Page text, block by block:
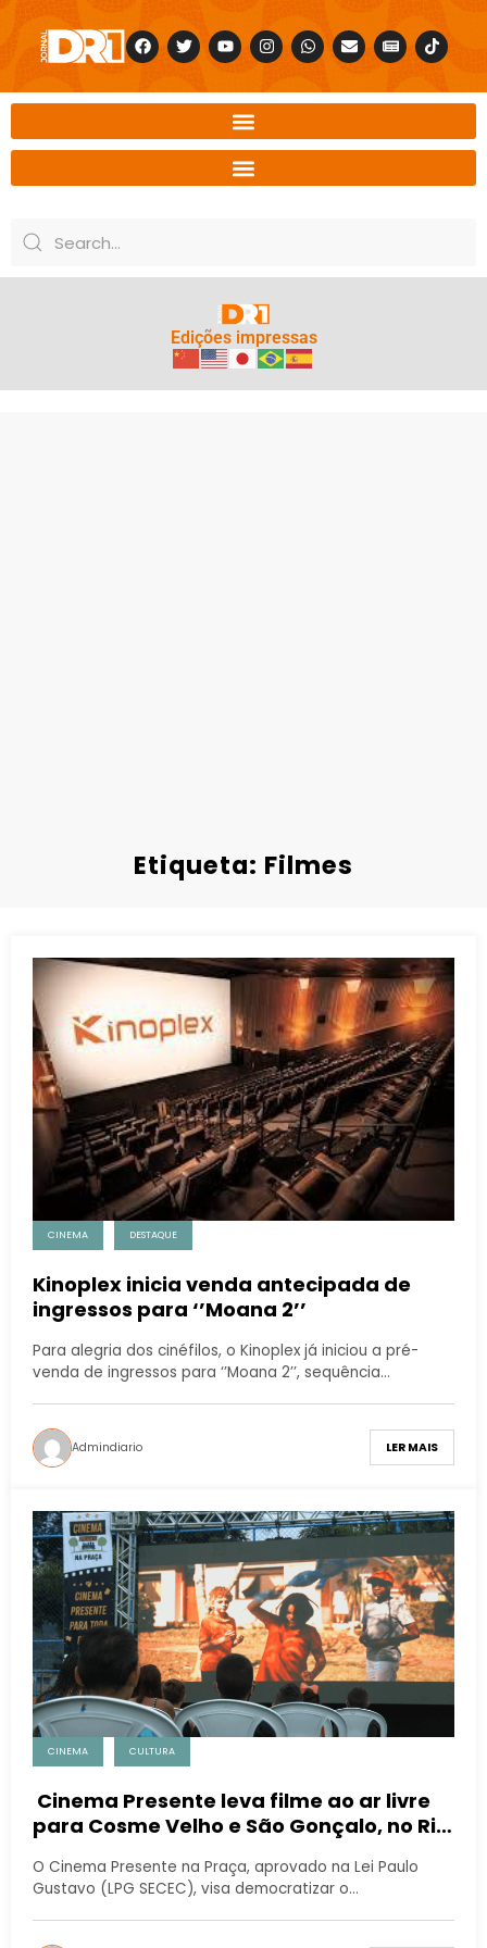
Edições impressas
Etiqueta: Filmes
CINEMA DESTAQUE
Kinoplex inicia venda antecipada de
ingressos para ‘’Moana 2’’
Para alegria dos cinéfilos, o Kinoplex já iniciou a pré-
venda de ingressos para ‘’Moana 2’’, sequência…
Admindiario LER MAIS
CINEMA CULTURA
Cinema Presente leva filme ao ar livre
para Cosme Velho e São Gonçalo, no Rio
O Cinema Presente na Praça, aprovado na Lei Paulo
Gustavo (LPG SECEC), visa democratizar o…